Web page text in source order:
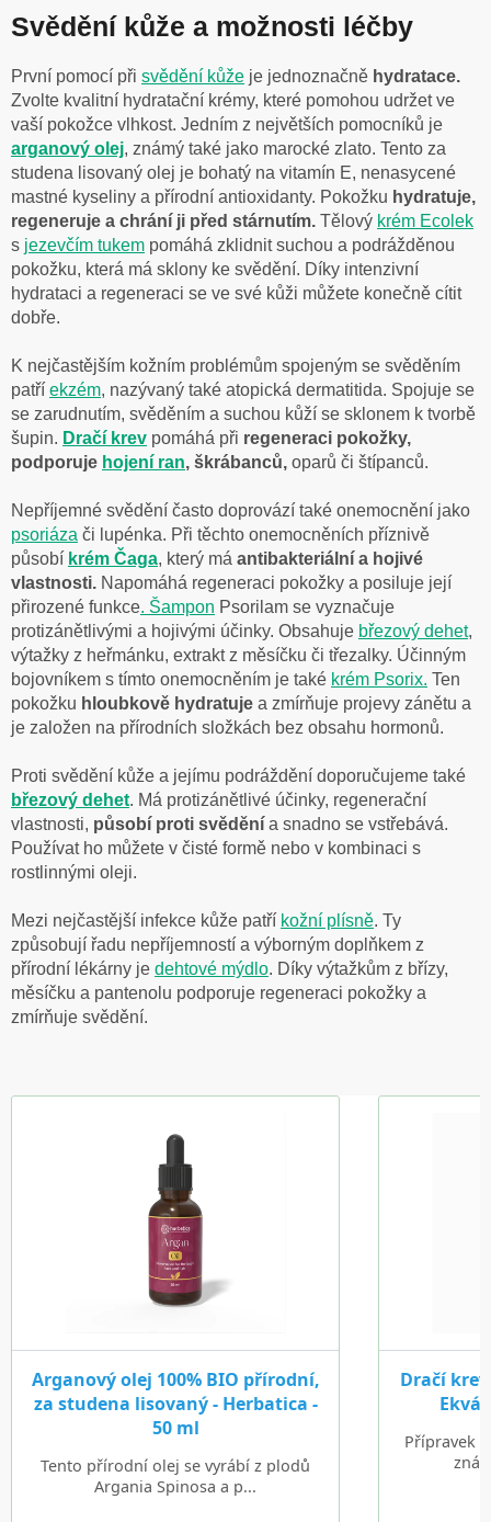
Svědění kůže a možnosti léčby
První pomocí při svědění kůže je jednoznačně hydratace.
Zvolte kvalitní hydratační krémy, které pomohou udržet ve
vaší pokožce vlhkost. Jedním z největších pomocníků je
arganový olej, známý také jako marocké zlato. Tento za
studena lisovaný olej je bohatý na vitamín E, nenasycené
mastné kyseliny a přírodní antioxidanty. Pokožku hydratuje,
regeneruje a chrání ji před stárnutím. Tělový krém Ecolek
s jezevčím tukem pomáhá zklidnit suchou a podrážděnou
pokožku, která má sklony ke svědění. Díky intenzivní
hydrataci a regeneraci se ve své kůži můžete konečně cítit
dobře.
K nejčastějším kožním problémům spojeným se svěděním
patří ekzém, nazývaný také atopická dermatitida. Spojuje se
se zarudnutím, svěděním a suchou kůží se sklonem k tvorbě
šupin. Dračí krev pomáhá při regeneraci pokožky,
podporuje hojení ran, škrábanců, oparů či štípanců.
Nepříjemné svědění často doprovází také onemocnění jako
psoriáza či lupénka. Při těchto onemocněních příznivě
působí krém Čaga, který má antibakteriální a hojivé
vlastnosti. Napomáhá regeneraci pokožky a posiluje její
přirozené funkce. Šampon Psorilam se vyznačuje
protizánětlivými a hojivými účinky. Obsahuje březový dehet,
výtažky z heřmánku, extrakt z měsíčku či třezalky. Účinným
bojovníkem s tímto onemocněním je také krém Psorix. Ten
pokožku hloubkově hydratuje a zmírňuje projevy zánětu a
je založen na přírodních složkách bez obsahu hormonů.
Proti svědění kůže a jejímu podráždění doporučujeme také
březový dehet. Má protizánětlivé účinky, regenerační
vlastnosti, působí proti svědění a snadno se vstřebává.
Používat ho můžete v čisté formě nebo v kombinaci s
rostlinnými oleji.
Mezi nejčastější infekce kůže patří kožní plísně. Ty
způsobují řadu nepříjemností a výborným doplňkem z
přírodní lékárny je dehtové mýdlo. Díky výtažkům z břízy,
měsíčku a pantenolu podporuje regeneraci pokožky a
zmírňuje svědění.